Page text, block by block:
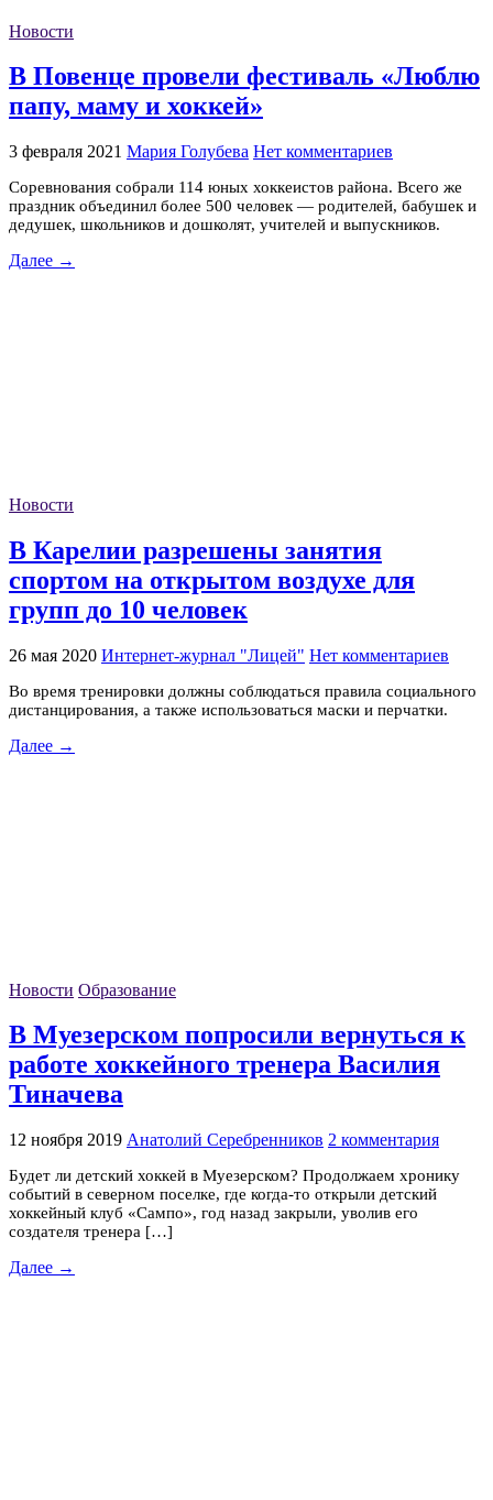
Новости
В Повенце провели фестиваль «Люблю
папу, маму и хоккей»
3 февраля 2021 Мария Голубева Нет комментариев
Соревнования собрали 114 юных хоккеистов района. Всего же
праздник объединил более 500 человек — родителей, бабушек и
дедушек, школьников и дошколят, учителей и выпускников.
Далее →
Новости
В Карелии разрешены занятия
спортом на открытом воздухе для
групп до 10 человек
26 мая 2020 Интернет-журнал "Лицей" Нет комментариев
Во время тренировки должны соблюдаться правила социального
дистанцирования, а также использоваться маски и перчатки.
Далее →
Новости Образование
В Муезерском попросили вернуться к
работе хоккейного тренера Василия
Тиначева
12 ноября 2019 Анатолий Серебренников 2 комментария
Будет ли детский хоккей в Муезерском? Продолжаем хронику
событий в северном поселке, где когда-то открыли детский
хоккейный клуб «Сампо», год назад закрыли, уволив его
создателя тренера […]
Далее →